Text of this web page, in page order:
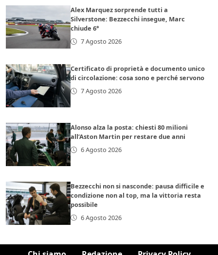
Alex Marquez sorprende tutti a
Silverstone: Bezzecchi insegue, Marc
chiude 6°
7 Agosto 2026
Certificato di proprietà e documento unico
di circolazione: cosa sono e perché servono
7 Agosto 2026
Alonso alza la posta: chiesti 80 milioni
all’Aston Martin per restare due anni
6 Agosto 2026
Bezzecchi non si nasconde: pausa difficile e
condizione non al top, ma la vittoria resta
possibile
6 Agosto 2026